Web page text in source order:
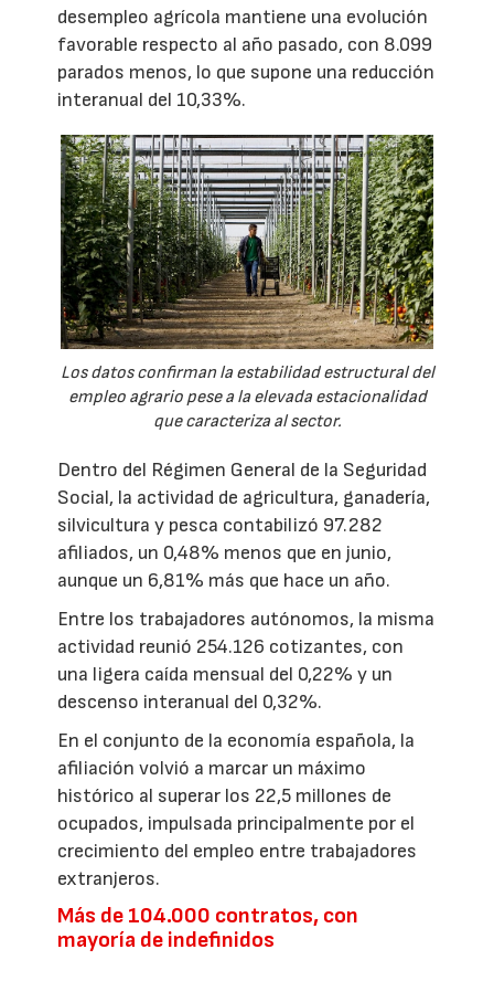
desempleo agrícola mantiene una evolución
favorable respecto al año pasado, con 8.099
parados menos, lo que supone una reducción
interanual del 10,33%.
Los datos confirman la estabilidad estructural del
empleo agrario pese a la elevada estacionalidad
que caracteriza al sector.
Dentro del Régimen General de la Seguridad
Social, la actividad de agricultura, ganadería,
silvicultura y pesca contabilizó 97.282
afiliados, un 0,48% menos que en junio,
aunque un 6,81% más que hace un año.
Entre los trabajadores autónomos, la misma
actividad reunió 254.126 cotizantes, con
una ligera caída mensual del 0,22% y un
descenso interanual del 0,32%.
En el conjunto de la economía española, la
afiliación volvió a marcar un máximo
histórico al superar los 22,5 millones de
ocupados, impulsada principalmente por el
crecimiento del empleo entre trabajadores
extranjeros.
Más de 104.000 contratos, con
mayoría de indefinidos